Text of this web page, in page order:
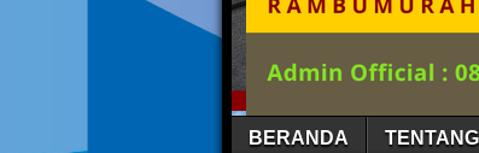
BERANDA TENTANG